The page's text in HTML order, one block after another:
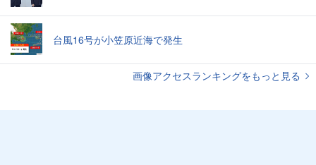
台風16号が小笠原近海で発生
画像アクセスランキングをもっと見る